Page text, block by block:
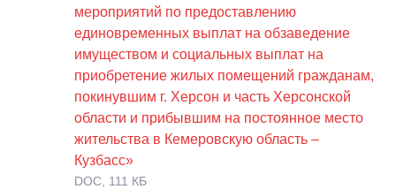
мероприятий по предоставлению
единовременных выплат на обзаведение
имуществом и социальных выплат на
приобретение жилых помещений гражданам,
покинувшим г. Херсон и часть Херсонской
области и прибывшим на постоянное место
жительства в Кемеровскую область –
Кузбасс»
DOC, 111 КБ